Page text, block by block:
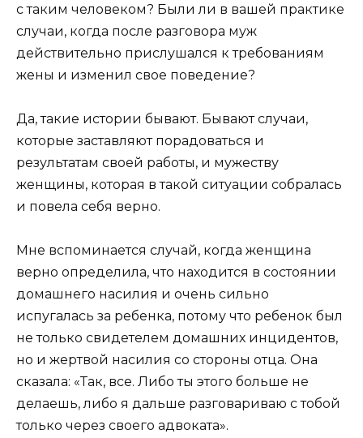
с таким человеком? Были ли в вашей практике
случаи, когда после разговора муж
действительно прислушался к требованиям
жены и изменил свое поведение?
Да, такие истории бывают. Бывают случаи,
которые заставляют порадоваться и
результатам своей работы, и мужеству
женщины, которая в такой ситуации собралась
и повела себя верно.
Мне вспоминается случай, когда женщина
верно определила, что находится в состоянии
домашнего насилия и очень сильно
испугалась за ребенка, потому что ребенок был
не только свидетелем домашних инцидентов,
но и жертвой насилия со стороны отца. Она
сказала: «Так, все. Либо ты этого больше не
делаешь, либо я дальше разговариваю с тобой
только через своего адвоката».